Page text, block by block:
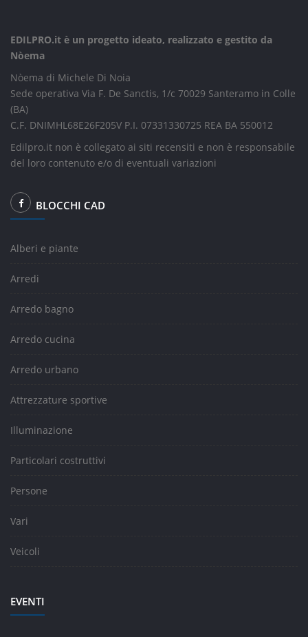
EDILPRO.it è un progetto ideato, realizzato e gestito da
Nòema
Nòema di Michele Di Noia
Sede operativa Via F. De Sanctis, 1/c 70029 Santeramo in Colle
(BA)
C.F. DNIMHL68E26F205V P.I. 07331330725 REA BA 550012
Edilpro.it non è collegato ai siti recensiti e non è responsabile
del loro contenuto e/o di eventuali variazioni
BLOCCHI CAD
Alberi e piante
Arredi
Arredo bagno
Arredo cucina
Arredo urbano
Attrezzature sportive
Illuminazione
Particolari costruttivi
Persone
Vari
Veicoli
EVENTI